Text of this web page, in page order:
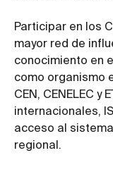
Participar en los
mayor red de
conocimiento en
como organismo
CEN, CENELEC y
internacionales,
acceso al
regional.